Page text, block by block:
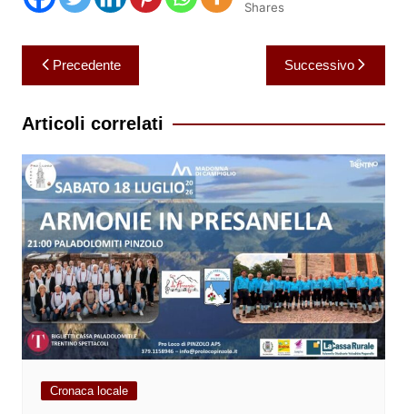
Shares
Navigazione
articoli
Precedente Successivo
Articoli correlati
Cronaca locale